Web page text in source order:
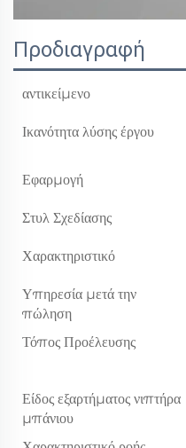
Προδιαγραφή
αντικείμενο
Ικανότητα λύσης έργου
Εφαρμογή
Στυλ Σχεδίασης
Χαρακτηριστικό
Υπηρεσία μετά την
πώληση
Τόπος Προέλευσης
Είδος εξαρτήματος νιπτήρα
μπάνιου